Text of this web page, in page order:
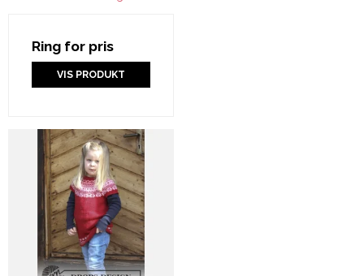
Ring for pris
VIS PRODUKT